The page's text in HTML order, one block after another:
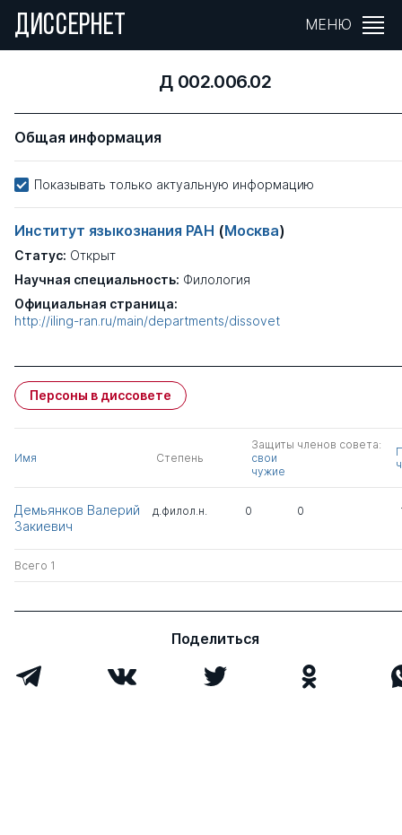
ДИССЕРНЕТ МЕНЮ
Д 002.006.02
Общая информация
Показывать только актуальную информацию
Институт языкознания РАН (Москва)
Статус: Открыт
Научная специальность: Филология
Официальная страница:
http://iling-ran.ru/main/departments/dissovet
Персоны в диссовете
Имя Степень
Защиты членов совета:
свои
чужие
Демьянков Валерий
Закиевич
д.филол.н. 0 0
Всего 1
Поделиться